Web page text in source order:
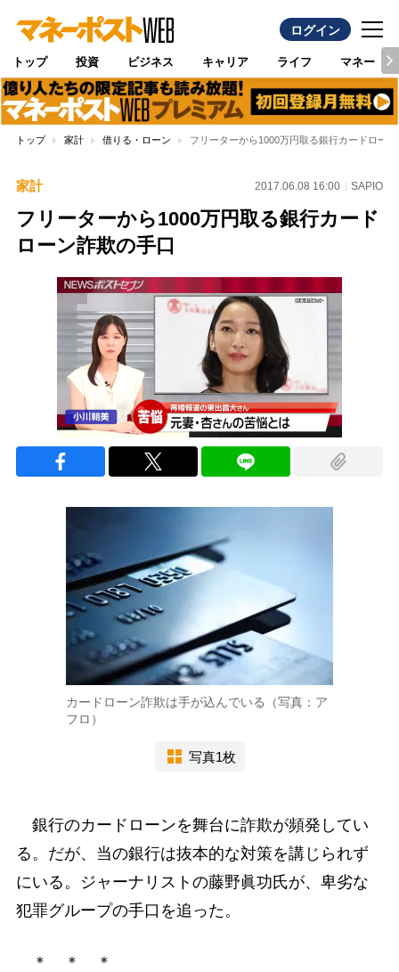
ログイン
トップ 投資 ビジネス キャリア ライフ マネー
トップ 家計 借りる・ローン フリーターから1000万円取る銀行カードロー
家計 2017.06.08 16:00 SAPIO
フリーターから1000万円取る銀行カード
ローン詐欺の手口
カードローン詐欺は手が込んでいる（写真：ア
フロ）
写真1枚
銀行のカードローンを舞台に詐欺が頻発してい
る。だが、当の銀行は抜本的な対策を講じられず
にいる。ジャーナリストの藤野眞功氏が、卑劣な
犯罪グループの手口を追った。
＊ ＊ ＊